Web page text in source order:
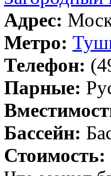
Адрес:
Метро:
Телефон:
Парные:
Бассейн:
Стоимость: